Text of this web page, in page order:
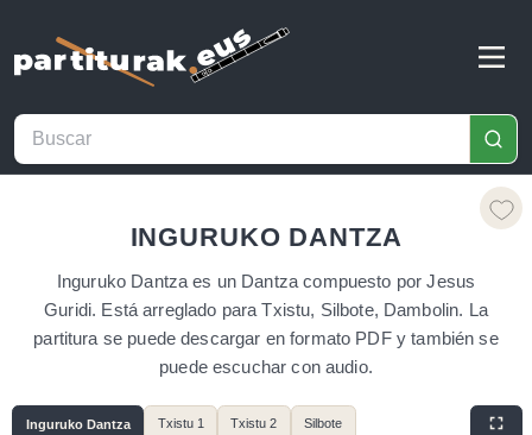
INGURUKO DANTZA
Inguruko Dantza es un Dantza compuesto por Jesus
Guridi. Está arreglado para Txistu, Silbote, Dambolin. La
partitura se puede descargar en formato PDF y también se
puede escuchar con audio.
Inguruko Dantza Txistu 1 Txistu 2 Silbote